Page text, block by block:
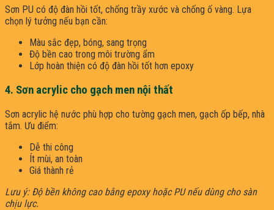
Sơn PU có độ đàn hồi tốt, chống trầy xước và chống ố vàng. Lựa
chọn lý tưởng nếu bạn cần:
Màu sắc đẹp, bóng, sang trọng
Độ bền cao trong môi trường ẩm
Lớp hoàn thiện có độ đàn hồi tốt hơn epoxy
4. Sơn acrylic cho gạch men nội thất
Sơn acrylic hệ nước phù hợp cho tường gạch men, gạch ốp bếp, nhà
tắm. Ưu điểm:
Dễ thi công
Ít mùi, an toàn
Giá thành rẻ
Lưu ý: Độ bền không cao bằng epoxy hoặc PU nếu dùng cho sàn
chịu lực.